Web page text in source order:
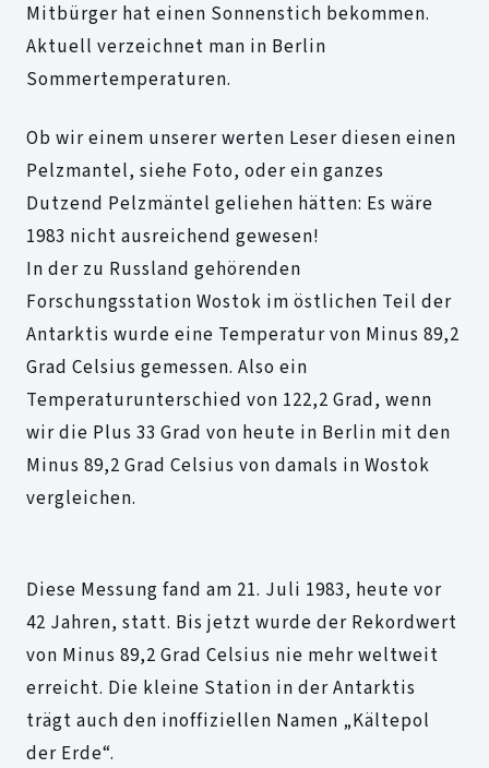
Mitbürger hat einen Sonnenstich bekommen.
Aktuell verzeichnet man in Berlin
Sommertemperaturen.
Ob wir einem unserer werten Leser diesen einen
Pelzmantel, siehe Foto, oder ein ganzes
Dutzend Pelzmäntel geliehen hätten: Es wäre
1983 nicht ausreichend gewesen!
In der zu Russland gehörenden
Forschungsstation Wostok im östlichen Teil der
Antarktis wurde eine Temperatur von Minus 89,2
Grad Celsius gemessen. Also ein
Temperaturunterschied von 122,2 Grad, wenn
wir die Plus 33 Grad von heute in Berlin mit den
Minus 89,2 Grad Celsius von damals in Wostok
vergleichen.
Diese Messung fand am 21. Juli 1983, heute vor
42 Jahren, statt. Bis jetzt wurde der Rekordwert
von Minus 89,2 Grad Celsius nie mehr weltweit
erreicht. Die kleine Station in der Antarktis
trägt auch den inoffiziellen Namen „Kältepol
der Erde“.